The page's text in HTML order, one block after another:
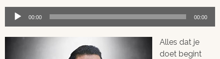
Audiospeler
00:00 00:00
Alles dat je
doet begint